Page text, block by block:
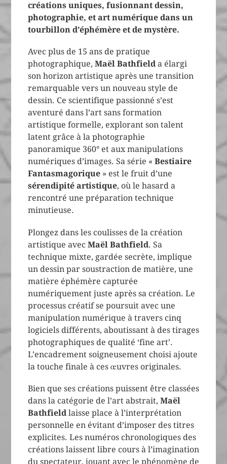
créations uniques, fusionnant dessin,
photographie, et art numérique dans un
tourbillon d’éphémère et de mystère.
Avec plus de 15 ans de pratique
photographique, Maël Bathfielda élargi
son horizon artistique après une transition
remarquable vers un nouveau style de
dessin. Ce scientifique passionné s’est
aventuré dans l’art sans formation
artistique formelle, explorant son talent
latent grâce à la photographie
panoramique 360° et aux manipulations
numériques d’images. Sa série « Bestiaire
Fantasmagorique» est le fruit d’une
sérendipité artistique, où le hasard a
rencontré une préparation technique
minutieuse.
Plongez dans les coulisses de la création
artistique avec Maël Bathfield. Sa
technique mixte, gardée secrète, implique
un dessin par soustraction de matière, une
matière éphémère capturée
numériquement juste après sa création. Le
processus créatif se poursuit avec une
manipulation numérique à travers cinq
logiciels différents, aboutissant à des tirages
photographiques de qualité ‘fine art’.
L’encadrement soigneusement choisi ajoute
la touche finale à ces œuvres originales.
Bien que ses créations puissent être classées
dans la catégorie de l’art abstrait, Maël
Bathfieldlaisse place à l’interprétation
personnelle en évitant d’imposer des titres
explicites. Les numéros chronologiques des
créations laissent libre cours à l’imagination
du spectateur, jouant avec le phénomène de